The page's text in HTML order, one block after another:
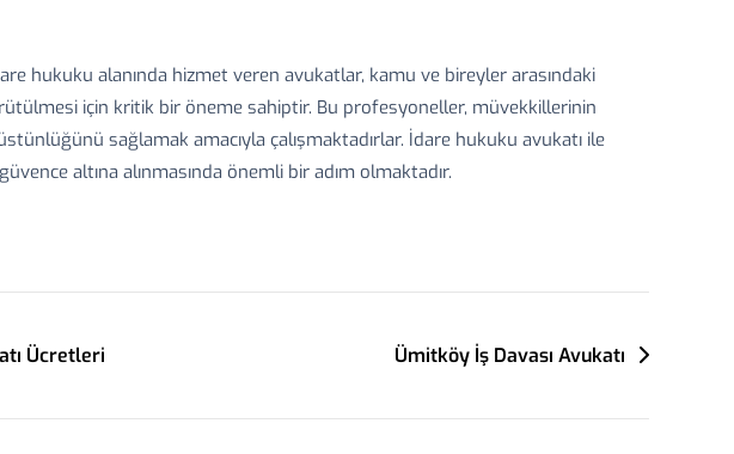
hukuku alanında hizmet veren avukatlar, kamu ve bireyler arasındaki
için kritik bir öneme sahiptir. Bu profesyoneller, müvekkillerinin
sağlamak amacıyla çalışmaktadırlar. İdare hukuku avukatı ile
altına alınmasında önemli bir adım olmaktadır.
Ücretleri Ümitköy İş Davası Avukatı